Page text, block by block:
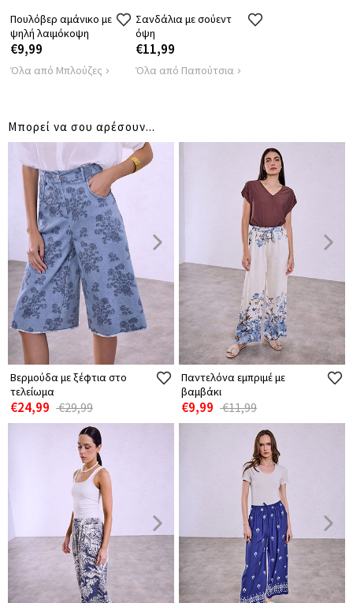
Πουλόβερ αμάνικο με
ψηλή λαιμόκοψη
€9,99
Όλα από Μπλούζες
Σανδάλια με σούεντ
όψη
€11,99
Όλα από Παπούτσια
Μπορεί να σου αρέσουν...
Βερμούδα με ξέφτια στο
τελείωμα
€24,99 €29,99
Παντελόνα εμπριμέ με
βαμβάκι
€9,99 €11,99